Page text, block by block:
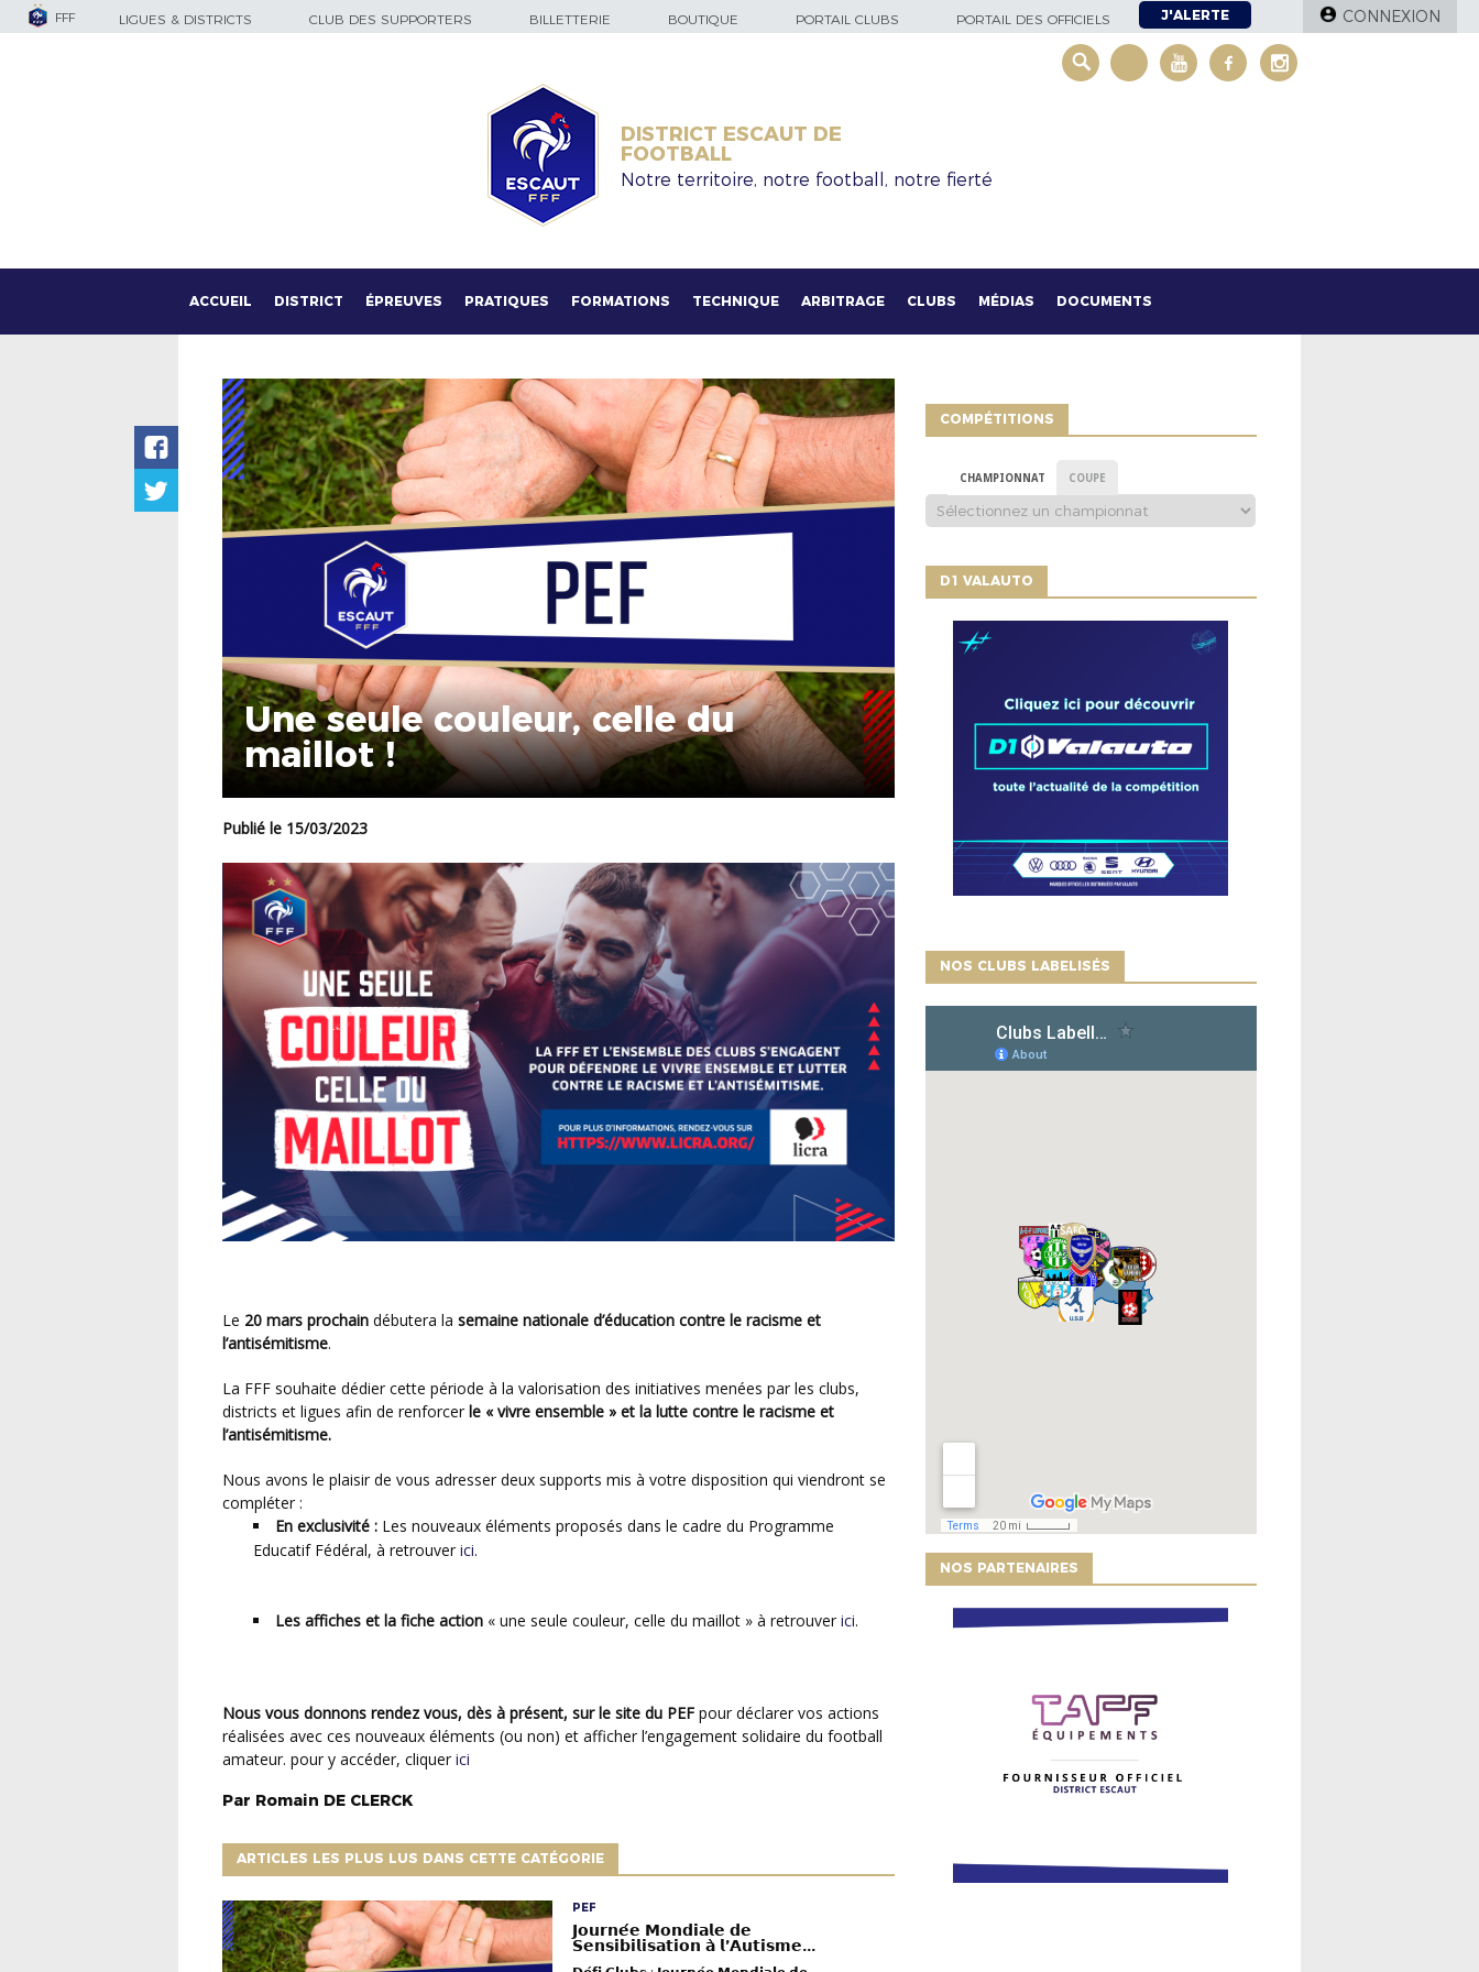
FFF LIGUES & DISTRICTS CLUB DES SUPPORTERS BILLETTERIE BOUTIQUE PORTAIL CLUBS PORTAIL DES OFFICIELS J'ALERTE CONNEXION
DISTRICT ESCAUT DE
FOOTBALL
Notre territoire, notre football, notre fierté
ACCUEIL DISTRICT ÉPREUVES PRATIQUES FORMATIONS TECHNIQUE ARBITRAGE CLUBS MÉDIAS DOCUMENTS
Une seule couleur, celle du
maillot !
Publié le 15/03/2023
Le 20 mars prochain débutera la semaine nationale d’éducation contre le racisme et
l’antisémitisme.
La FFF souhaite dédier cette période à la valorisation des initiatives menées par les clubs,
districts et ligues afin de renforcer le « vivre ensemble » et la lutte contre le racisme et
l’antisémitisme.
Nous avons le plaisir de vous adresser deux supports mis à votre disposition qui viendront se
compléter :
En exclusivité : Les nouveaux éléments proposés dans le cadre du Programme
Educatif Fédéral, à retrouver ici.
Les affiches et la fiche action « une seule couleur, celle du maillot » à retrouver ici.
Nous vous donnons rendez vous, dès à présent, sur le site du PEF pour déclarer vos actions
réalisées avec ces nouveaux éléments (ou non) et afficher l’engagement solidaire du football
amateur. pour y accéder, cliquer ici
Par Romain DE CLERCK
ARTICLES LES PLUS LUS DANS CETTE CATÉGORIE
PEF
𝗝𝗼𝘂𝗿𝗻𝗲́𝗲 𝗠𝗼𝗻𝗱𝗶𝗮𝗹𝗲 𝗱𝗲
𝗦𝗲𝗻𝘀𝗶𝗯𝗶𝗹𝗶𝘀𝗮𝘁𝗶𝗼𝗻 𝗮̀ 𝗹’𝗔𝘂𝘁𝗶𝘀𝗺𝗲...
COMPÉTITIONS
CHAMPIONNAT COUPE
D1 VALAUTO
NOS CLUBS LABELISÉS
NOS PARTENAIRES